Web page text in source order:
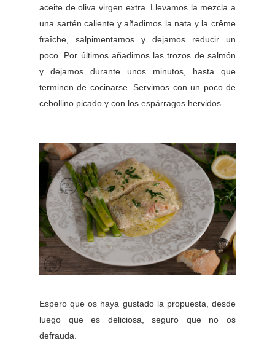
aceite de oliva virgen extra. Llevamos la mezcla a
una sartén caliente y añadimos la nata y la crême
fraîche, salpimentamos y dejamos reducir un
poco. Por últimos añadimos las trozos de salmón
y dejamos durante unos minutos, hasta que
terminen de cocinarse. Servimos con un poco de
cebollino picado y con los espárragos hervidos.
Espero que os haya gustado la propuesta, desde
luego que es deliciosa, seguro que no os
defrauda.